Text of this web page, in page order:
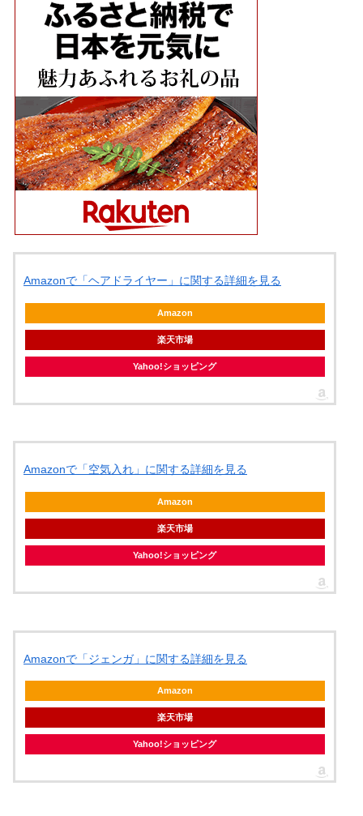
Amazonで「ヘアドライヤー」に関する詳細を見る
Amazon
楽天市場
Yahoo!ショッピング
Amazonで「空気入れ」に関する詳細を見る
Amazon
楽天市場
Yahoo!ショッピング
Amazonで「ジェンガ」に関する詳細を見る
Amazon
楽天市場
Yahoo!ショッピング